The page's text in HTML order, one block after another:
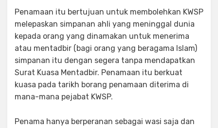
Penamaan itu bertujuan untuk membolehkan KWSP
melepaskan simpanan ahli yang meninggal dunia
kepada orang yang dinamakan untuk menerima
atau mentadbir (bagi orang yang beragama Islam)
simpanan itu dengan segera tanpa mendapatkan
Surat Kuasa Mentadbir. Penamaan itu berkuat
kuasa pada tarikh borang penamaan diterima di
mana-mana pejabat KWSP.
Penama hanya berperanan sebagai wasi saja dan